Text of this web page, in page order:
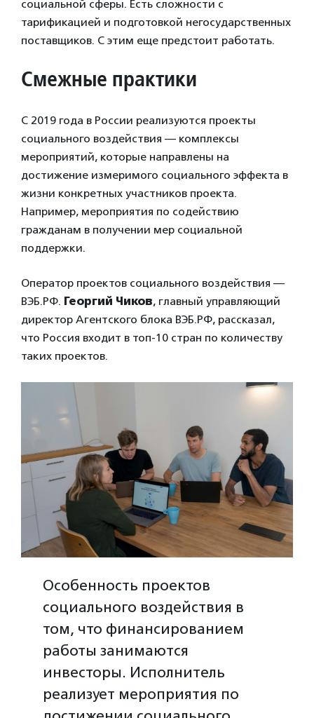
социальной сферы. Есть сложности с
тарификацией и подготовкой негосударственных
поставщиков. С этим еще предстоит работать.
Смежные практики
С 2019 года в России реализуются проекты
социального воздействия — комплексы
мероприятий, которые направлены на
достижение измеримого социального эффекта в
жизни конкретных участников проекта.
Например, мероприятия по содействию
гражданам в получении мер социальной
поддержки.
Оператор проектов социального воздействия —
ВЭБ.РФ. Георгий Чиков, главный управляющий
директор Агентского блока ВЭБ.РФ, рассказал,
что Россия входит в топ-10 стран по количеству
таких проектов.
Особенность проектов
социального воздействия в
том, что финансированием
работы занимаются
инвесторы. Исполнитель
реализует мероприятия по